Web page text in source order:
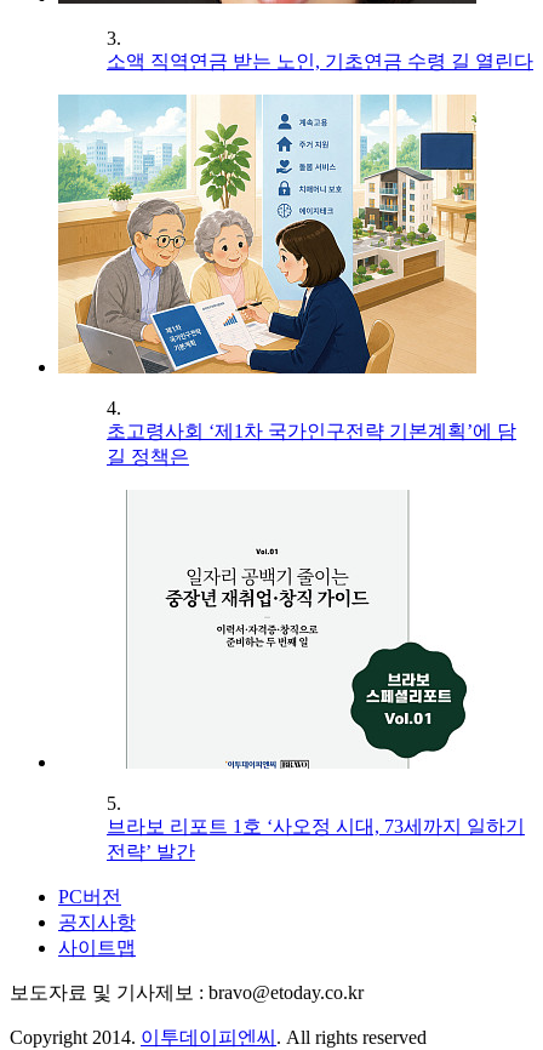
3.
소액 직역연금 받는 노인, 기초연금 수령 길 열린다
4.
초고령사회 ‘제1차 국가인구전략 기본계획’에 담
길 정책은
5.
브라보 리포트 1호 ‘사오정 시대, 73세까지 일하기
전략’ 발간
PC버전
공지사항
사이트맵
보도자료 및 기사제보 : bravo@etoday.co.kr
Copyright 2014. 이투데이피엔씨 . All rights reserved